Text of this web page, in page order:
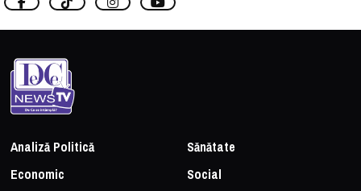
Analiză Politică
Sănătate
Economic
Social